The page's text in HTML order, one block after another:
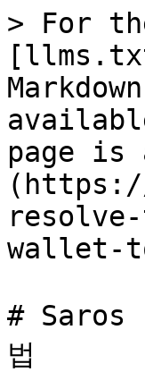
> For
page is
wallet-
# Saros
법